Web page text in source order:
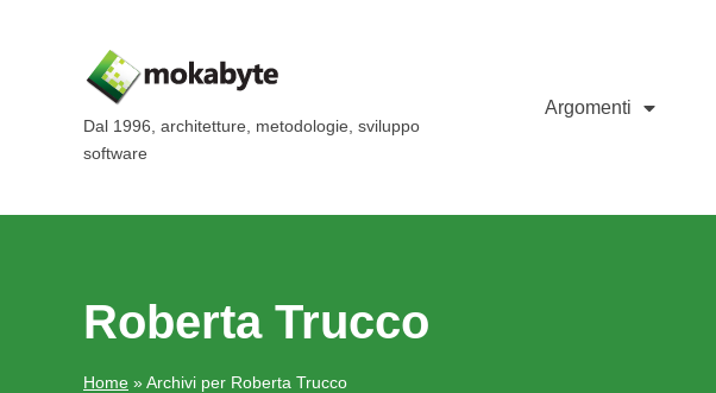
Dal 1996, architetture, metodologie, sviluppo
software
Argomenti
Roberta Trucco
Home » Archivi per Roberta Trucco